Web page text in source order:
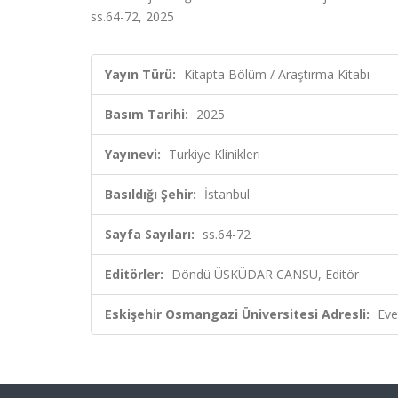
ss.64-72, 2025
Yayın Türü: Kitapta Bölüm / Araştırma Kitabı
Basım Tarihi: 2025
Yayınevi: Turkiye Klinikleri
Basıldığı Şehir: İstanbul
Sayfa Sayıları: ss.64-72
Editörler: Döndü ÜSKÜDAR CANSU, Editör
Eskişehir Osmangazi Üniversitesi Adresli: